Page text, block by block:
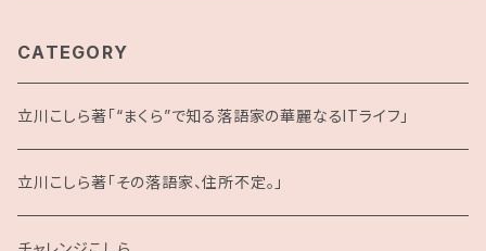
CATEGORY
立川こしら著「“まくら”で知る落語家の華麗なるITライフ」
立川こしら著「その落語家、住所不定。」